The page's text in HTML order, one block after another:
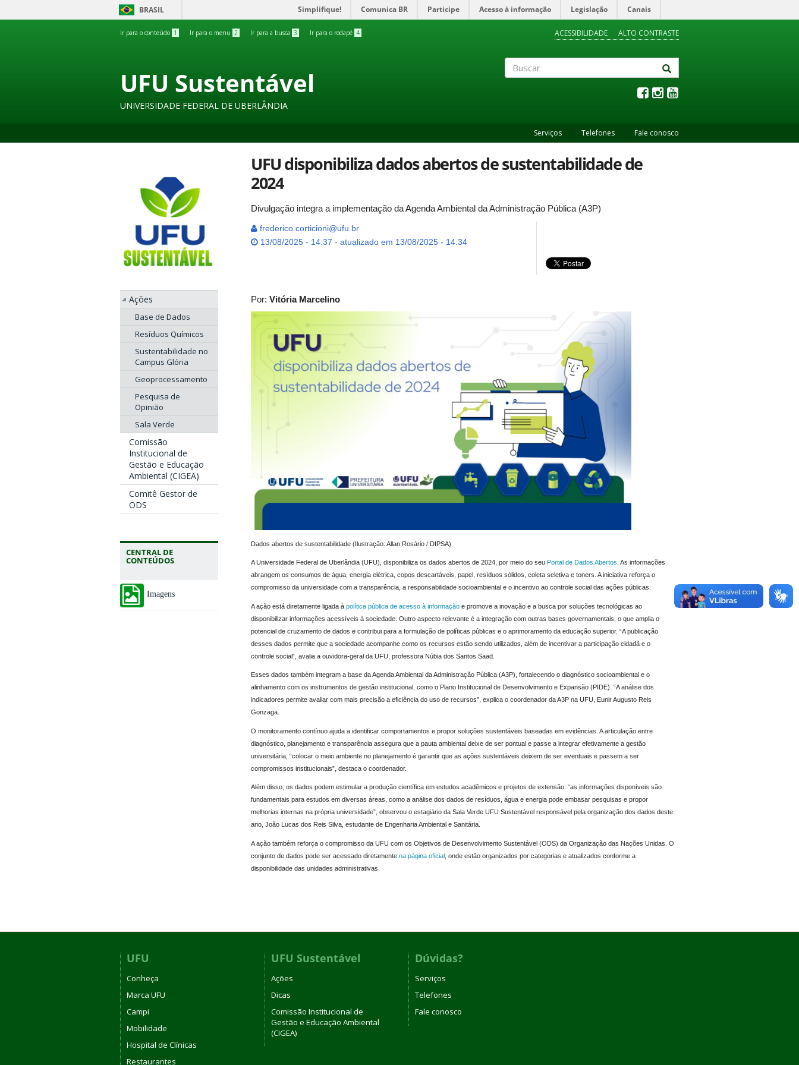
BRASIL Simplifique! Comunica BR Participe Acesso à informação Legislação Canais
Ir para o conteúdo 1 Ir para o menu 2 Ir para a busca 3 Ir para o rodapé 4 ACESSIBILIDADE ALTO CONTRASTE
UFU Sustentável
UNIVERSIDADE FEDERAL DE UBERLÂNDIA
Serviços Telefones Fale conosco
Ações
Base de Dados
Resíduos Químicos
Sustentabilidade no
Campus Glória
Geoprocessamento
Pesquisa de
Opinião
Sala Verde
Comissão
Institucional de
Gestão e Educação
Ambiental (CIGEA)
Comitê Gestor de
ODS
CENTRAL DE
CONTEÚDOS
Imagens
UFU disponibiliza dados abertos de sustentabilidade de
2024
Divulgação integra a implementação da Agenda Ambiental da Administração Pública (A3P)
frederico.corticioni@ufu.br
13/08/2025 - 14:37 - atualizado em 13/08/2025 - 14:34
Por: Vitória Marcelino
Dados abertos de sustentabilidade (Ilustração: Allan Rosário / DIPSA)
A Universidade Federal de Uberlândia (UFU), disponibiliza os dados abertos de 2024, por meio do seu Portal de Dados Abertos . As informações
abrangem os consumos de água, energia elétrica, copos descartáveis, papel, resíduos sólidos, coleta seletiva e toners. A iniciativa reforça o
compromisso da universidade com a transparência, a responsabilidade socioambiental e o incentivo ao controle social das ações públicas.
A ação está diretamente ligada à política pública de acesso à informação e promove a inovação e a busca por soluções tecnológicas ao
disponibilizar informações acessíveis à sociedade. Outro aspecto relevante é a integração com outras bases governamentais, o que amplia o
potencial de cruzamento de dados e contribui para a formulação de políticas públicas e o aprimoramento da educação superior. “A publicação
desses dados permite que a sociedade acompanhe como os recursos estão sendo utilizados, além de incentivar a participação cidadã e o
controle social”, avalia a ouvidora-geral da UFU, professora Núbia dos Santos Saad.
Esses dados também integram a base da Agenda Ambiental da Administração Pública (A3P), fortalecendo o diagnóstico socioambiental e o
alinhamento com os instrumentos de gestão institucional, como o Plano Institucional de Desenvolvimento e Expansão (PIDE). “A análise dos
indicadores permite avaliar com mais precisão a eficiência do uso de recursos”, explica o coordenador da A3P na UFU, Eunir Augusto Reis
Gonzaga.
O monitoramento contínuo ajuda a identificar comportamentos e propor soluções sustentáveis baseadas em evidências. A articulação entre
diagnóstico, planejamento e transparência assegura que a pauta ambiental deixe de ser pontual e passe a integrar efetivamente a gestão
universitária, “colocar o meio ambiente no planejamento é garantir que as ações sustentáveis deixem de ser eventuais e passem a ser
compromissos institucionais”, destaca o coordenador.
Além disso, os dados podem estimular a produção científica em estudos acadêmicos e projetos de extensão: “as informações disponíveis são
fundamentais para estudos em diversas áreas, como a análise dos dados de resíduos, água e energia pode embasar pesquisas e propor
melhorias internas na própria universidade”, observou o estagiário da Sala Verde UFU Sustentável responsável pela organização dos dados deste
ano, João Lucas dos Reis Silva, estudante de Engenharia Ambiental e Sanitária.
A ação também reforça o compromisso da UFU com os Objetivos de Desenvolvimento Sustentável (ODS) da Organização das Nações Unidas. O
conjunto de dados pode ser acessado diretamente na página oficial , onde estão organizados por categorias e atualizados conforme a
disponibilidade das unidades administrativas.
UFU
Conheça
Marca UFU
Campi
Mobilidade
Hospital de Clínicas
Restaurantes
UFU Sustentável
Ações
Dicas
Comissão Institucional de
Gestão e Educação Ambiental
(CIGEA)
Dúvidas?
Serviços
Telefones
Fale conosco